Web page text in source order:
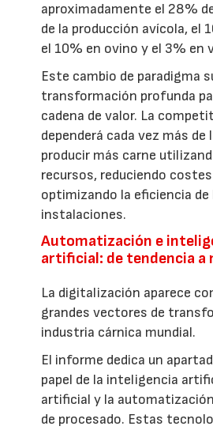
aproximadamente el 28%
de la producción avícola, el
el 10% en ovino y el 3% en
Este cambio de paradigma
transformación profunda
cadena de valor. La
dependerá cada vez más de
producir más carne
recursos, reduciendo
optimizando la eficiencia de
instalaciones.
Automatización e
artificial: de tendencia a
La digitalización aparece
grandes vectores de
industria cárnica mundial.
El informe dedica un
papel de la inteligencia
artificial y la
de procesado. Estas